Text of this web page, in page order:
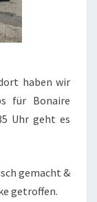
haben wir
für Bonaire
Uhr geht es
gemacht &
getroffen.